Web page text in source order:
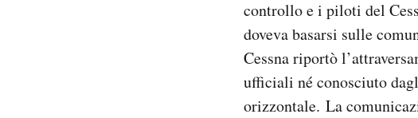
controllo e i piloti del
doveva basarsi sulle
Cessna riportò
ufficiali né conosciuto
orizzontale. La